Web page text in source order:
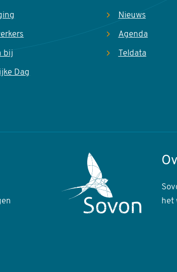
bij
Dag
Nieuws
Agenda
Teldata
het